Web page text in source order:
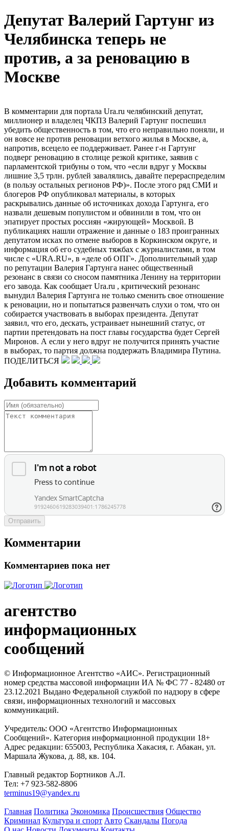
Депутат Валерий Гартунг из
Челябинска теперь не
против, а за реновацию в
Москве
В комментарии для портала Ura.ru челябинский депутат,
миллионер и владелец ЧКПЗ Валерий Гартунг поспешил
убедить общественность в том, что его неправильно поняли, и
он вовсе не против реновации ветхого жилья в Москве, а,
напротив, всецело ее поддерживает. Ранее г-н Гартунг
подверг реновацию в столице резкой критике, заявив с
парламентской трибуны о том, что «если вдруг у Москвы
лишние 3,5 трлн. рублей завалялись, давайте перераспределим
(в пользу остальных регионов РФ)». После этого ряд СМИ и
блогеров РФ опубликовал материалы, в которых
раскрывались данные об источниках дохода Гартунга, его
назвали дешевым популистом и обвинили в том, что он
эпатирует простых россиян «жирующей» Москвой. В
публикациях нашли отражение и данные о 183 проигранных
депутатом исках по отмене выборов в Коркинском округе, и
информация об его судебных тяжбах с журналистами, в том
числе с «URA.RU», в «деле об ОПГ». Дополнительный удар
по репутации Валерия Гартунга нанес общественный
резонанс в связи со сносом памятника Ленину на территории
его завода. Как сообщает Ura.ru , критический резонанс
вынудил Валерия Гартунга не только сменить свое отношение
к реновации, но и попытаться развенчать слухи о том, что он
собирается участвовать в выборах президента. Депутат
заявил, что его, дескать, устраивает нынешний статус, от
партии претендовать на пост главы государства будет Сергей
Миронов. А если у него вдруг не получится принять участие
в выборах, то партия должна поддержать Владимира Путина.
ПОДЕЛИТЬСЯ
Добавить комментарий
Отправить
Комментарии
Комментариев пока нет
агентство
информационных
сообщений
© Информационное Агентство «АИС». Регистрационный
номер средства массовой информации ИА № ФС 77 - 82480 от
23.12.2021 Выдано Федеральной службой по надзору в сфере
связи, информационных технологий и массовых
коммуникаций.
Учредитель: ООО «Агентство Информационных
Сообщений». Категория информационной продукции 18+
Адрес редакции: 655003, Республика Хакасия, г. Абакан, ул.
Маршала Жукова, д. 88, кв. 104.
Главный редактор Бортников А.Л.
Тел: +7 923-582-8806
terminus19@yandex.ru
Главная Политика Экономика Происшествия Общество
Криминал Культура и спорт Авто Скандалы Погода